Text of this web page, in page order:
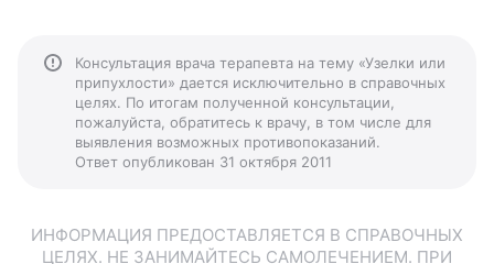
Консультация врача терапевта на тему «Узелки или
припухлости» дается исключительно в справочных
целях. По итогам полученной консультации,
пожалуйста, обратитесь к врачу, в том числе для
выявления возможных противопоказаний.
Ответ опубликован 31 октября 2011
ИНФОРМАЦИЯ ПРЕДОСТАВЛЯЕТСЯ В СПРАВОЧНЫХ
ЦЕЛЯХ. НЕ ЗАНИМАЙТЕСЬ САМОЛЕЧЕНИЕМ. ПРИ